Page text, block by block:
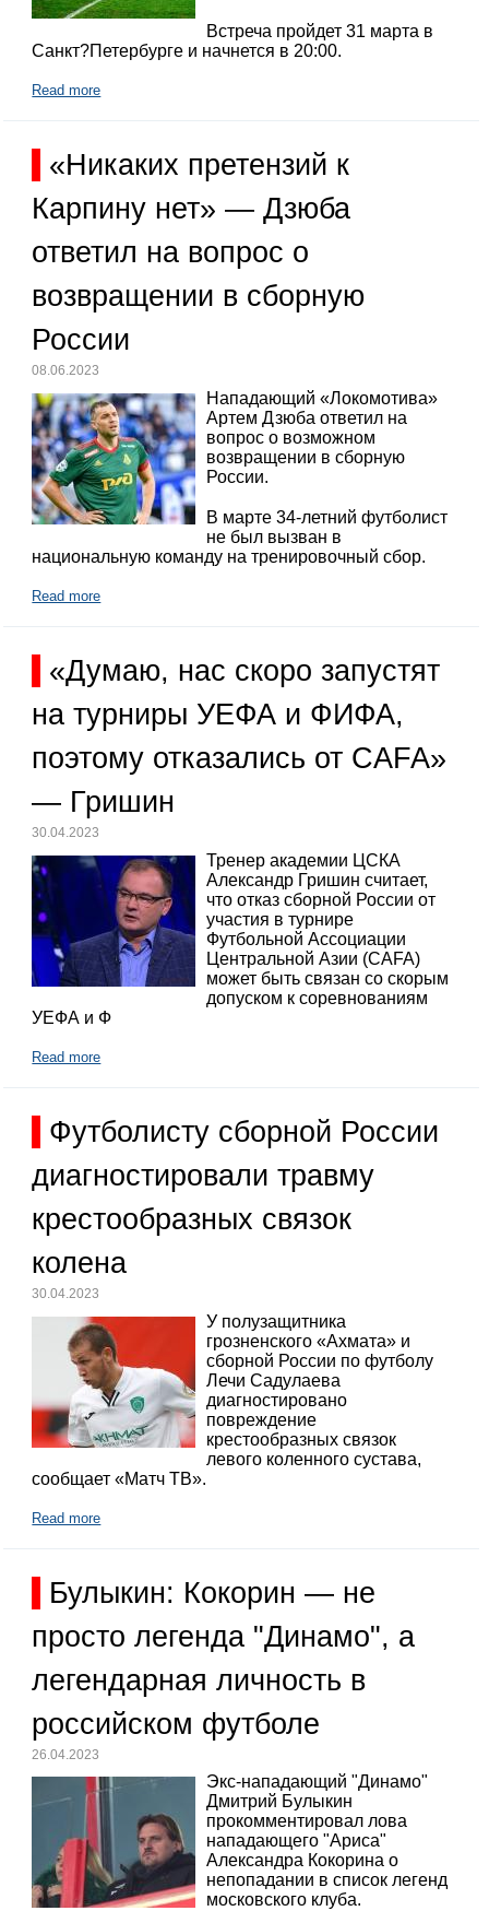
Встреча пройдет 31 марта в
Санкт?Петербурге и начнется в 20:00.
Read more
«Никаких претензий к
Карпину нет» — Дзюба
ответил на вопрос о
возвращении в сборную
России
08.06.2023
Нападающий «Локомотива»
Артем Дзюба ответил на
вопрос о возможном
возвращении в сборную
России.
В марте 34-летний футболист
не был вызван в
национальную команду на тренировочный сбор.
Read more
«Думаю, нас скоро запустят
на турниры УЕФА и ФИФА,
поэтому отказались от CAFA»
— Гришин
30.04.2023
Тренер академии ЦСКА
Александр Гришин считает,
что отказ сборной России от
участия в турнире
Футбольной Ассоциации
Центральной Азии (CAFA)
может быть связан со скорым
допуском к соревнованиям
УЕФА и Ф
Read more
Футболисту сборной России
диагностировали травму
крестообразных связок
колена
30.04.2023
У полузащитника
грозненского «Ахмата» и
сборной России по футболу
Лечи Садулаева
диагностировано
повреждение
крестообразных связок
левого коленного сустава,
сообщает «Матч ТВ».
Read more
Булыкин: Кокорин — не
просто легенда "Динамо", а
легендарная личность в
российском футболе
26.04.2023
Экс-нападающий "Динамо"
Дмитрий Булыкин
прокомментировал лова
нападающего "Ариса"
Александра Кокорина о
непопадании в список легенд
московского клуба.